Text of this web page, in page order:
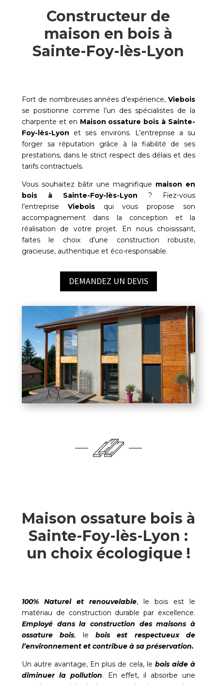
Constructeur de
maison en bois à
Sainte-Foy-lès-Lyon
Fort de nombreuses années d’expérience,Viebois
se positionne comme l’un des spécialistes de la
charpente et en Maison ossature bois à Sainte-
Foy-lès-Lyon et ses environs. L’entreprise a su
forger sa réputation grâce à la fiabilité de ses
prestations, dans le strict respect des délais et des
tarifs contractuels.
Vous souhaitez bâtir une magnifique maison en
bois à
Sainte-Foy-lès-Lyon ? Fiez-vous
l’entreprise Vieboisqui vous propose son
accompagnement dans la conception et la
réalisation de votre projet. En nous choisissant,
faites le choix d’une construction robuste,
gracieuse, authentique et éco-responsable.
DEMANDEZ UN DEVIS
Maison ossature bois à
Sainte-Foy-lès-Lyon :
un choix écologique !
100% Naturel et renouvelable, le bois est le
matériau de construction durable par excellence.
Employé dans la construction des maisons à
ossature bois, le bois est respectueux de
l’environnement et contribue à sa préservation.
Un autre avantage, En plus de cela, le bois aide à
diminuer la pollution. En effet, il absorbe une